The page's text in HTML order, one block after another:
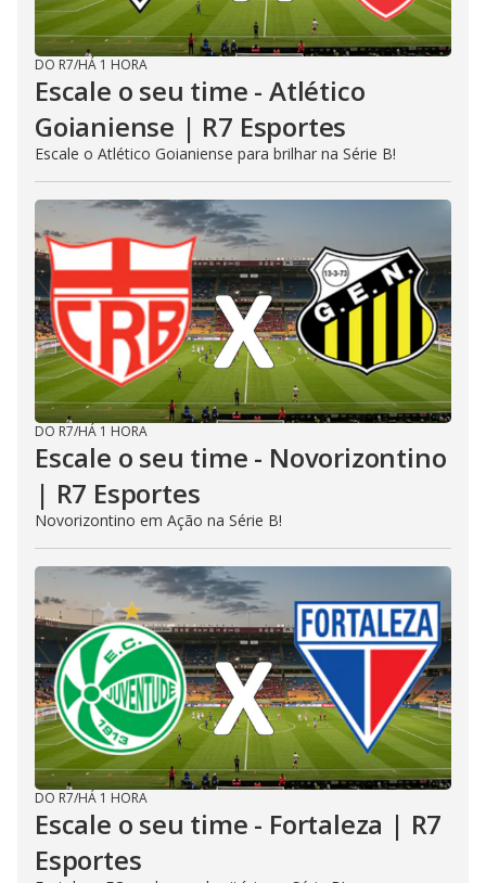
DO R7/HÁ 1 HORA
Escale o seu time - Atlético
Goianiense | R7 Esportes
Escale o Atlético Goianiense para brilhar na Série B!
DO R7/HÁ 1 HORA
Escale o seu time - Novorizontino
| R7 Esportes
Novorizontino em Ação na Série B!
DO R7/HÁ 1 HORA
Escale o seu time - Fortaleza | R7
Esportes